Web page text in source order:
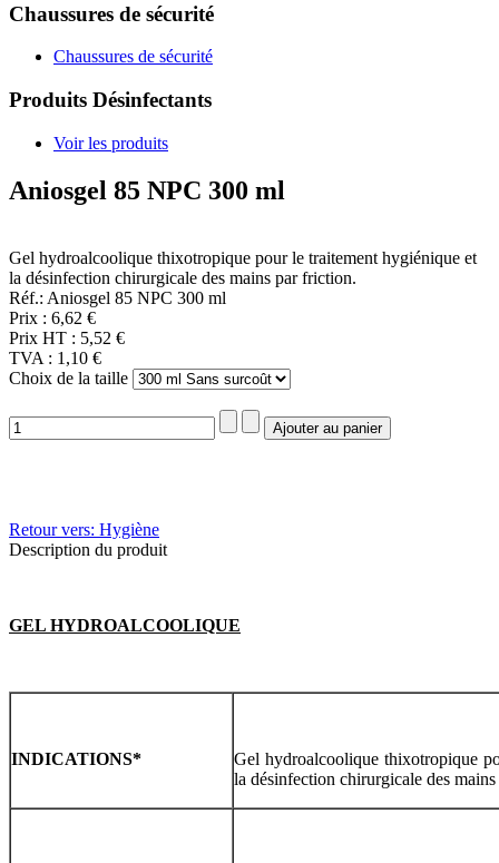
Chaussures de sécurité
Chaussures de sécurité
Produits Désinfectants
Voir les produits
Aniosgel 85 NPC 300 ml
Gel hydroalcoolique thixotropique pour le traitement hygiénique et
la désinfection chirurgicale des mains par friction.
Réf.: Aniosgel 85 NPC 300 ml
Prix : 6,62 €
Prix HT : 5,52 €
TVA : 1,10 €
Choix de la taille
Retour vers: Hygiène
Description du produit
GEL HYDROALCOOLIQUE
INDICATIONS*
Gel hydroalcoolique thixotropique
la désinfection chirurgicale des